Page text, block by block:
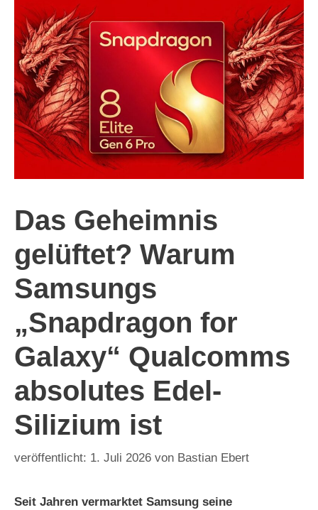
Das Geheimnis
gelüftet? Warum
Samsungs
„Snapdragon for
Galaxy“ Qualcomms
absolutes Edel-
Silizium ist
1. Juli 2026 von Bastian Ebert
Seit Jahren vermarktet Samsung seine